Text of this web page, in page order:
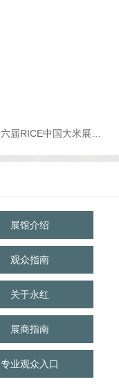
展馆介绍
观众指南
关于永红
展商指南
专业观众入口